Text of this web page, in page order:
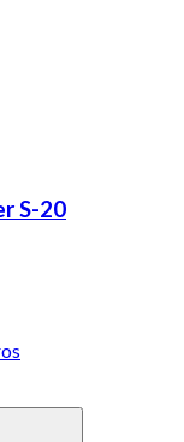
S-20